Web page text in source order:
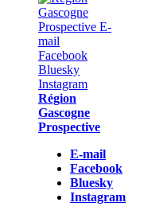
Région
Gascogne
Prospective
E-mail
Facebook
Bluesky
Instagram